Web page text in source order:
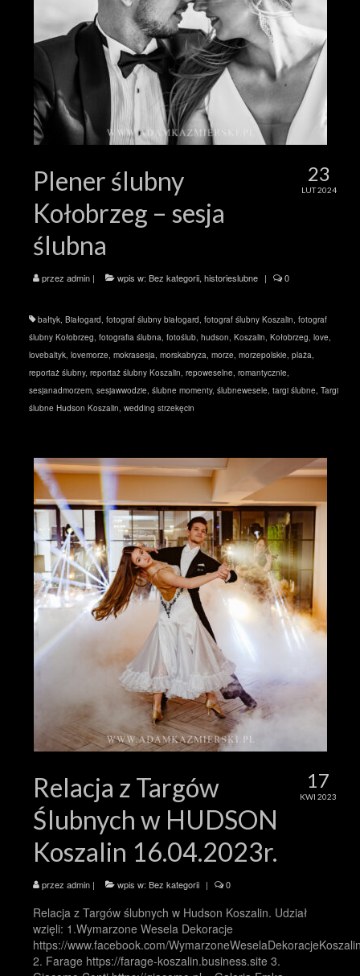
23
LUT 2024
Plener ślubny
Kołobrzeg – sesja
ślubna
przez admin | wpis w: Bez kategorii, historieslubne | 0
bałtyk, Białogard, fotograf ślubny białogard, fotograf ślubny Koszalin, fotograf
ślubny Kołobrzeg, fotografia ślubna, fotoślub, hudson, Koszalin, Kołobrzeg, love,
lovebaltyk, lovemorze, mokrasesja, morskabryza, morze, morzepolskie, plaża,
reportaż ślubny, reportaż ślubny Koszalin, repoweselne, romantycznie,
sesjanadmorzem, sesjawwodzie, ślubne momenty, ślubnewesele, targi ślubne, Targi
ślubne Hudson Koszalin, wedding strzekęcin
17
KWI 2023
Relacja z Targów
Ślubnych w HUDSON
Koszalin 16.04.2023r.
przez admin | wpis w: Bez kategorii | 0
Relacja z Targów ślubnych w Hudson Koszalin. Udział
wzięli: 1.Wymarzone Wesela Dekoracje
https://www.facebook.com/
2. Farage https://farage-koszalin.business.site 3.